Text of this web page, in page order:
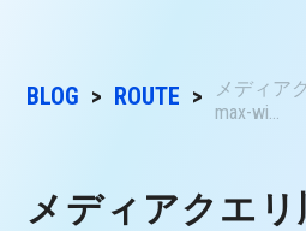
BLOG ROUTE
メディア
max-wi...
メディアクエ